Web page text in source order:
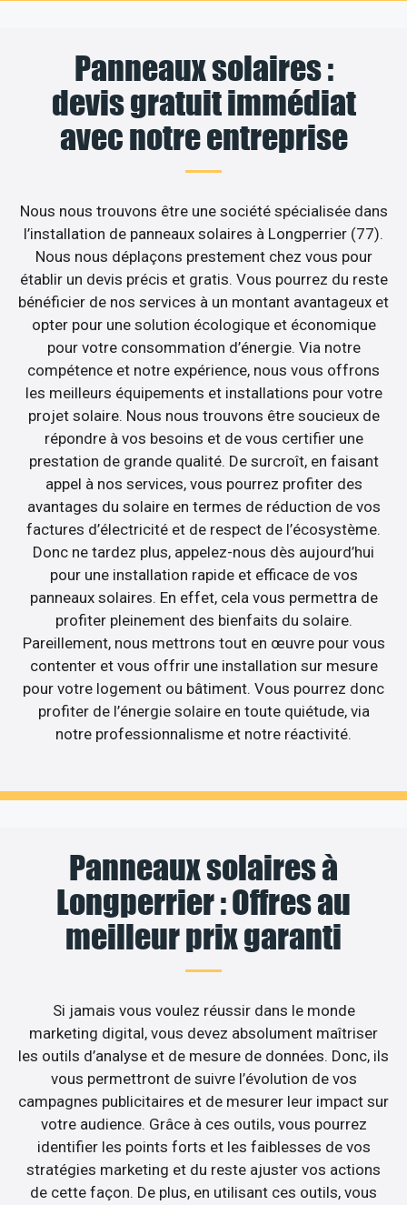
Panneaux solaires :
devis gratuit immédiat
avec notre entreprise
Nous nous trouvons être une société spécialisée dans
l’installation de panneaux solaires à Longperrier (77).
Nous nous déplaçons prestement chez vous pour
établir un devis précis et gratis. Vous pourrez du reste
bénéficier de nos services à un montant avantageux et
opter pour une solution écologique et économique
pour votre consommation d’énergie. Via notre
compétence et notre expérience, nous vous offrons
les meilleurs équipements et installations pour votre
projet solaire. Nous nous trouvons être soucieux de
répondre à vos besoins et de vous certifier une
prestation de grande qualité. De surcroît, en faisant
appel à nos services, vous pourrez profiter des
avantages du solaire en termes de réduction de vos
factures d’électricité et de respect de l’écosystème.
Donc ne tardez plus, appelez-nous dès aujourd’hui
pour une installation rapide et efficace de vos
panneaux solaires. En effet, cela vous permettra de
profiter pleinement des bienfaits du solaire.
Pareillement, nous mettrons tout en œuvre pour vous
contenter et vous offrir une installation sur mesure
pour votre logement ou bâtiment. Vous pourrez donc
profiter de l’énergie solaire en toute quiétude, via
notre professionnalisme et notre réactivité.
Panneaux solaires à
Longperrier : Offres au
meilleur prix garanti
Si jamais vous voulez réussir dans le monde
marketing digital, vous devez absolument maîtriser
les outils d’analyse et de mesure de données. Donc, ils
vous permettront de suivre l’évolution de vos
campagnes publicitaires et de mesurer leur impact sur
votre audience. Grâce à ces outils, vous pourrez
identifier les points forts et les faiblesses de vos
stratégies marketing et du reste ajuster vos actions
de cette façon. De plus, en utilisant ces outils, vous